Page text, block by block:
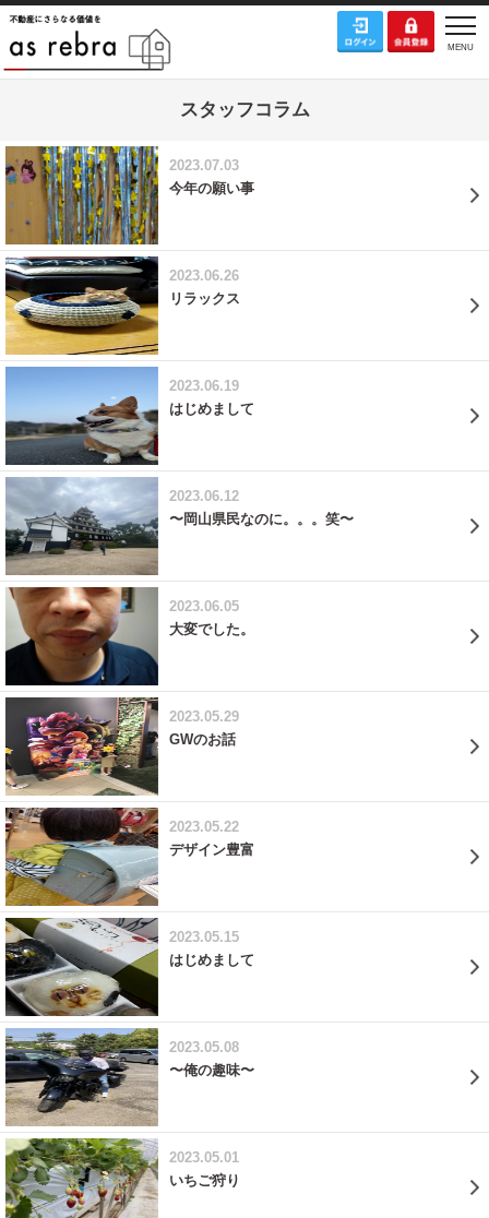
スタッフコラム
2023.07.03
今年の願い事
2023.06.26
リラックス
2023.06.19
はじめまして
2023.06.12
〜岡山県民なのに。。。笑〜
2023.06.05
大変でした。
2023.05.29
GWのお話
2023.05.22
デザイン豊富
2023.05.15
はじめまして
2023.05.08
〜俺の趣味〜
2023.05.01
いちご狩り